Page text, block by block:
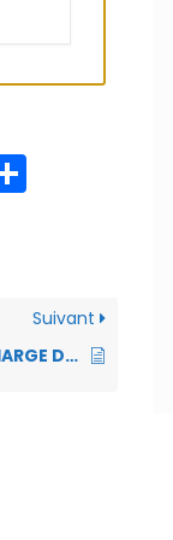
er
Suivant
D250310 PRISE EN CHARGE DE 20% PERMETTANT DE BÉNÉFICIER DE LA CARTE D’ACCÈS A L’ALIMENTATION DE L’ÉPICERIE SOLIDAIRE- ÉPIREUIL